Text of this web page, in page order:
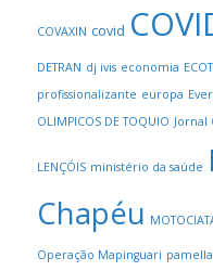
COVAXIN covid
DETRAN dj ivis economia
profissionalizante europa
OLIMPICOS DE TOQUIO Jornal
LENÇÓIS ministério da saúde
Chapéu
Operação Mapinguari